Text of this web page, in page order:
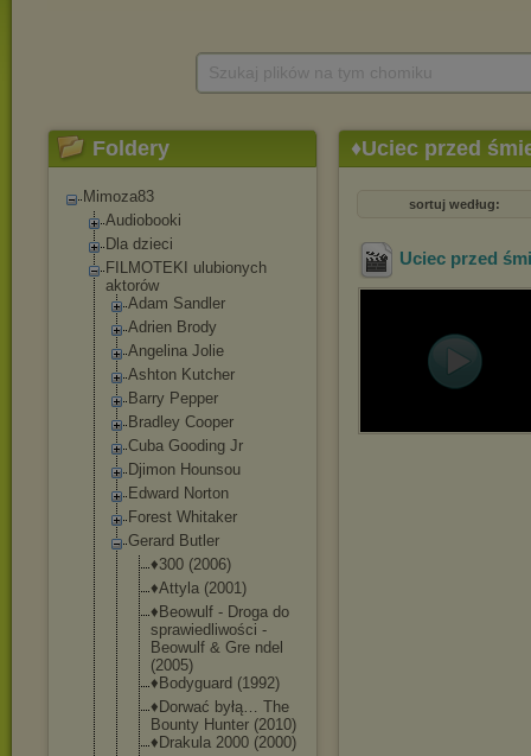
Foldery
Mimoza83
Audiobooki
Dla dzieci
FILMOTEKI ulubionych
aktorów
Adam Sandler
Adrien Brody
Angelina Jolie
Ashton Kutcher
Barry Pepper
Bradley Cooper
Cuba Gooding Jr
Djimon Hounsou
Edward Norton
Forest Whitaker
Gerard Butler
♦300 (2006)
♦Attyla (2001)
♦Beowulf - Droga do
sprawiedliwości -
Beowulf & Gre ndel
(2005)
♦Bodyguard (1992)
♦Dorwać byłą… The
Bounty Hunter (2010)
♦Drakula 2000 (2000)
♦Uciec przed
sortuj według:
Uciec przed